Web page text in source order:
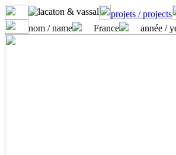
projets / projects
nom / name
France année /